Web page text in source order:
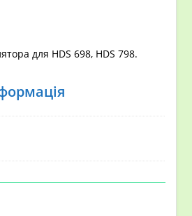
для HDS 698, HDS 798.